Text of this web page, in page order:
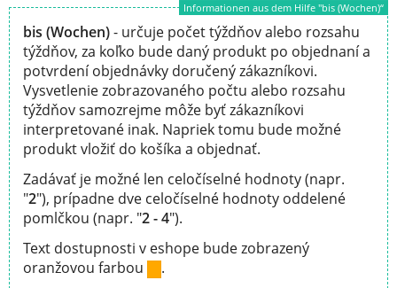
Informationen aus dem Hilfe "bis (Wochen)“
bis (Wochen)- určuje počet týždňov alebo rozsahu
týždňov, za koľko bude daný produkt po objednaní a
potvrdení objednávky doručený zákazníkovi.
Vysvetlenie zobrazovaného počtu alebo rozsahu
týždňov samozrejme môže byť zákazníkovi
interpretované inak. Napriek tomu bude možné
produkt vložiť do košíka a objednať.
Zadávať je možné len celočíselné hodnoty (napr.
"2"), prípadne dve celočíselné hodnoty oddelené
pomlčkou (napr. "2 - 4").
Text dostupnosti v eshope bude zobrazený
oranžovou farbou
.